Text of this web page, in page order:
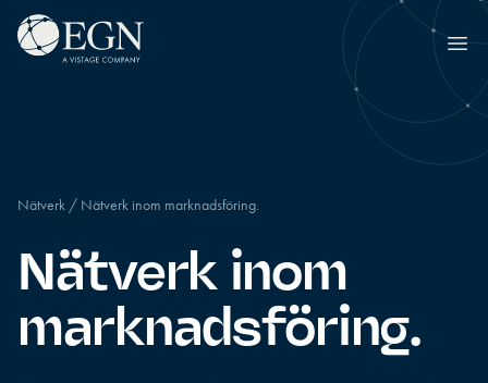
Hoppa till innehåll
Executives' Global Network
Nätverk / Nätverk inom marknadsföring.
Nätverk inom
marknadsföring.